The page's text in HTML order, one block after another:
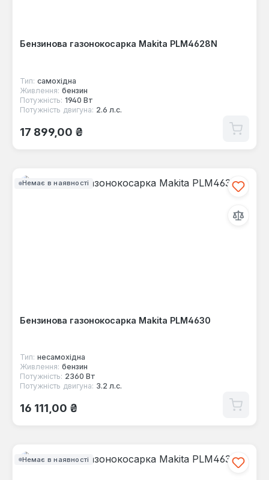
Бензинова газонокосарка Makita PLM4628N
Тип: самохідна
Живлення: бензин
Потужність: 1940 Вт
Потужність двигуна: 2.6 л.с.
Звичайна ціна:
17 899,00 ₴
Немає в наявності
Бензинова газонокосарка Makita PLM4630
Тип: несамохідна
Живлення: бензин
Потужність: 2360 Вт
Потужність двигуна: 3.2 л.с.
Звичайна ціна:
16 111,00 ₴
Немає в наявності